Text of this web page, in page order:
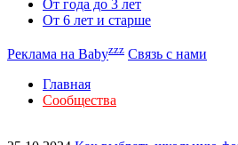
От года до 3 лет
От 6 лет и старше
Реклама на Babyzzz Связь с нами
Главная
Сообщества